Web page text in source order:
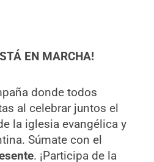
EN MARCHA!
donde todos
al celebrar juntos el
la iglesia evangélica y
Súmate con el
. ¡Participa de la